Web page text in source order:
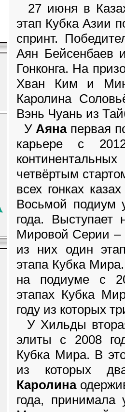
27 июня в
этап Кубка Азии
спринт.
Аян
Гонконга. На
Хван Ким и
Каролина
Вэнь Чуань из
У Аянапервая
карьере с
четвёртым
всех гонках
Восьмой
года.
Мировой Серии –
из них один
этапа Кубка
на подиуме с
этапах Кубка
году из которых
У Хильды
элиты с 2008
Кубка Мира. В
из которых
Каролина
года, принимала